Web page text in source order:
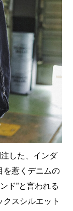
した、インダ
を惹くデニムの
ド”と言われる
スシルエット